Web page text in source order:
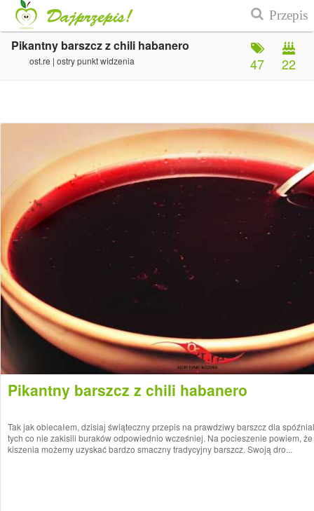
Pikantny barszcz z chili habanero
ost.re | ostry punkt widzenia 22
47
Pikantny barszcz z chili habanero
Tak jak obiecałem, dzisiaj świąteczny przepis na prawdziwy barszcz dla
tych co nie zakisili buraków odpowiednio wcześniej. Na pocieszenie powiem,
kiszenia możemy uzyskać bardzo smaczny tradycyjny barszcz. Swoją dro...